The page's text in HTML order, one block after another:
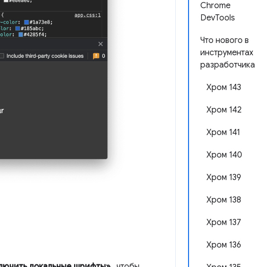
Chrome
DevTools
Что нового в
инструментах
разработчика
Хром 143
Хром 142
Хром 141
Хром 140
Хром 139
Хром 138
Хром 137
Хром 136